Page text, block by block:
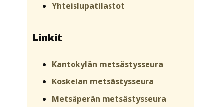
Yhteislupatilastot
Linkit
Kantokylän metsästysseura
Koskelan metsästysseura
Metsäperän metsästysseura